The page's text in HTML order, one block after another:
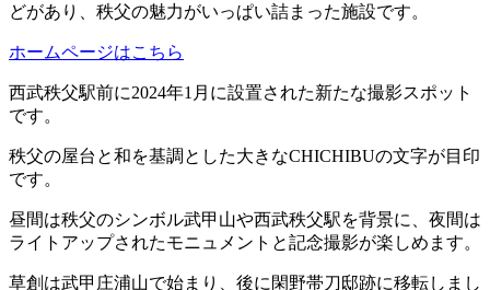
どがあり、秩父の魅力がいっぱい詰まった施設です。
ホームページはこちら
西武秩父駅前に2024年1月に設置された新たな撮影スポット
です。
秩父の屋台と和を基調とした大きなCHICHIBUの文字が目印
です。
昼間は秩父のシンボル武甲山や西武秩父駅を背景に、夜間は
ライトアップされたモニュメントと記念撮影が楽しめます。
草創は武甲庄浦山で始まり、後に閑野帯刀邸跡に移転しまし